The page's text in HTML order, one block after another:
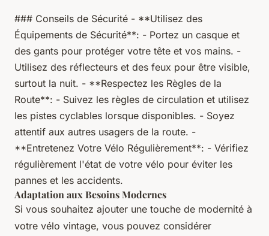
### Conseils de Sécurité - **Utilisez des
Équipements de Sécurité**: - Portez un casque et
des gants pour protéger votre tête et vos mains. -
Utilisez des réflecteurs et des feux pour être visible,
surtout la nuit. - **Respectez les Règles de la
Route**: - Suivez les règles de circulation et utilisez
les pistes cyclables lorsque disponibles. - Soyez
attentif aux autres usagers de la route. -
**Entretenez Votre Vélo Régulièrement**: - Vérifiez
régulièrement l'état de votre vélo pour éviter les
pannes et les accidents.
Adaptation aux Besoins Modernes
Si vous souhaitez ajouter une touche de modernité à
votre vélo vintage, vous pouvez considérer